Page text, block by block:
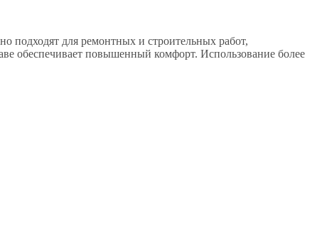
подходят для ремонтных и строительных работ,
обеспечивает повышенный комфорт. Использование более